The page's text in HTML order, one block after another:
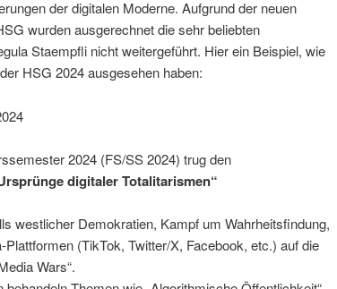
der digitalen Moderne. Aufgrund der neuen
wurden ausgerechnet die sehr beliebten
Staempfli nicht weitergeführt. Hier ein Beispiel, wie
HSG 2024 ausgesehen haben:
2024 (FS/SS 2024) trug den
digitaler Totalitarismen“
westlicher Demokratien, Kampf um Wahrheitsfindung,
(TikTok, Twitter/X, Facebook, etc.) auf die
Wars“.